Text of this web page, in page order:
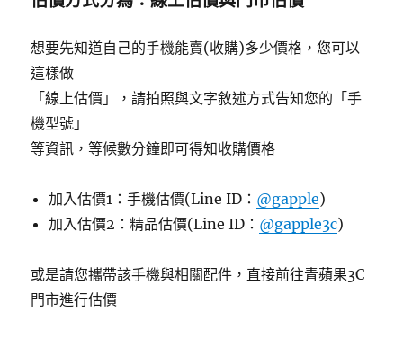
想要先知道自己的手機能賣(收購)多少價格，您可以
這樣做
「線上估價」，請拍照與文字敘述方式告知您的「手
機型號」
等資訊，等候數分鐘即可得知收購價格
加入估價1：手機估價(Line ID： @gapple)
加入估價2：精品估價(Line ID： @gapple3c)
或是請您攜帶該手機與相關配件，直接前往青蘋果3C
門市進行估價